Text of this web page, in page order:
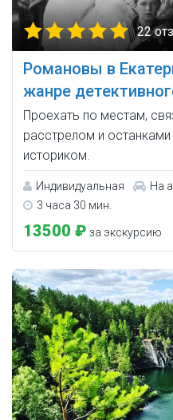
22
Романовы в
жанре
Проехать по местам,
расстрелом и
историком.
Индивидуальная
На
3 часа 30 мин.
13500 ₽ за экскурсию